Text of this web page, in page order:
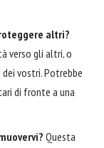
altri?
verso gli altri, o
vostri. Potrebbe
di fronte a una
Questa